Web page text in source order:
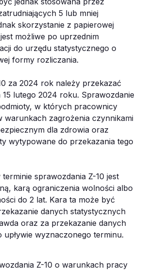
5 lub mniej
skorzystanie z papierowej
możliwe po uprzednim
do urzędu statystycznego o
formy rozliczania.
za 2024 rok należy przekazać
15 lutego 2024 roku. Sprawozdanie
w których pracownicy
warunkach zagrożenia czynnikami
dla zdrowia oraz
wytypowane do przekazania tego
sprawozdania Z-10 jest
karą ograniczenia wolności albo
do 2 lat. Kara ta może być
danych statystycznych
oraz za przekazanie danych
wyznaczonego terminu.
Z-10 o warunkach pracy